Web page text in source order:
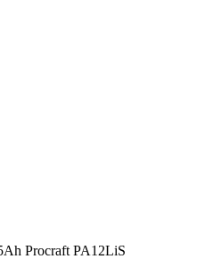
Procraft PA12LiS